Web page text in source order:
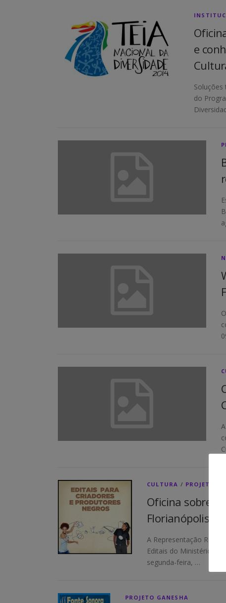
e
Soluções
do
CULTURA / PROJETO
Oficina sobre
Florianópolis
A Representação
Editais do Ministério da
segunda-feira, …
PROJETO GANESHA